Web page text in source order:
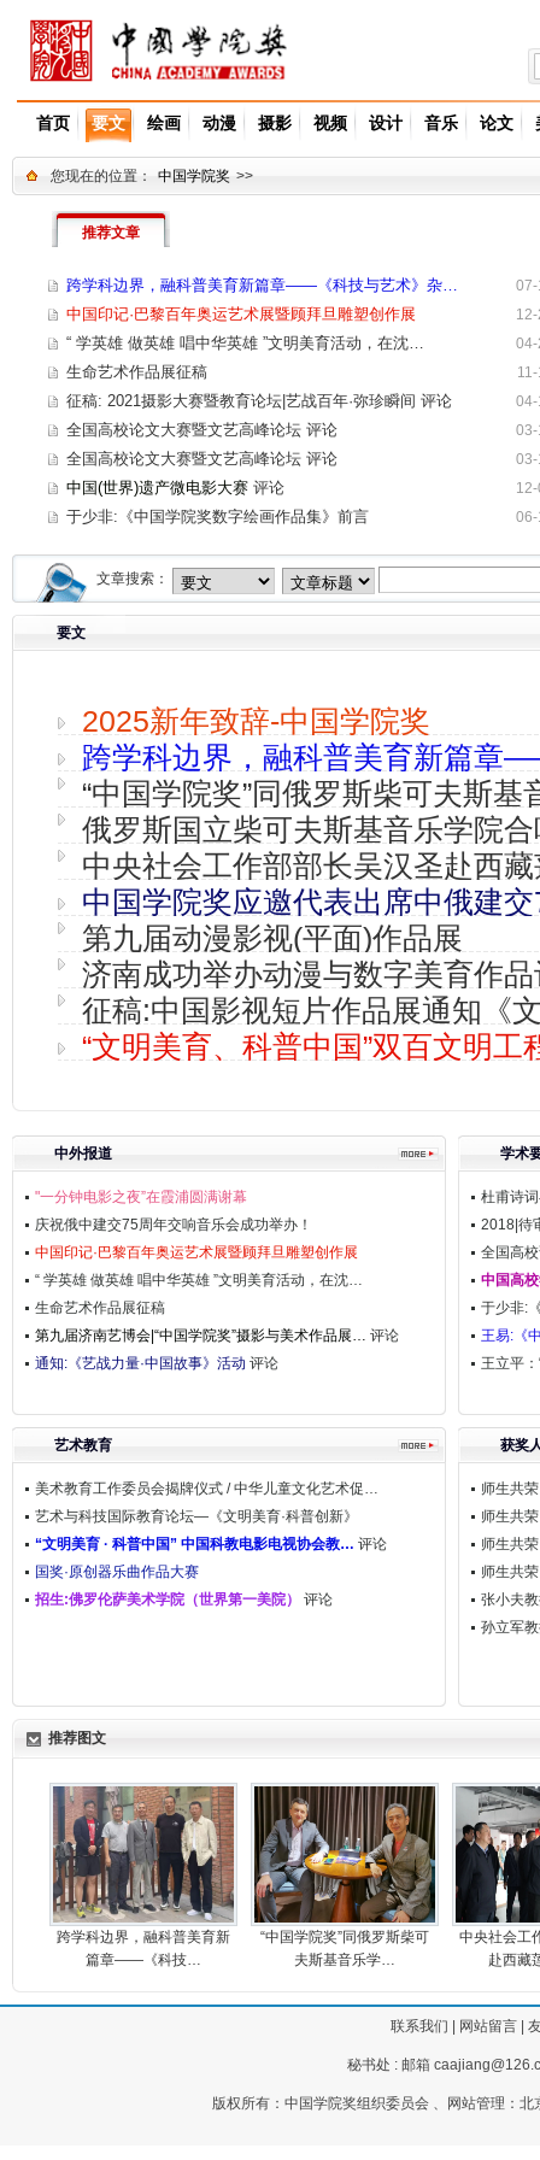
首页 要文 绘画 动漫 摄影 视频 设计 音乐 论文
您现在的位置： 中国学院奖 >>
推荐文章
跨学科边界，融科普美育新篇章——《科技与艺术》杂…
中国印记·巴黎百年奥运艺术展暨顾拜旦雕塑创作展
“ 学英雄 做英雄 唱中华英雄 ”文明美育活动，在沈…
生命艺术作品展征稿
征稿: 2021摄影大赛暨教育论坛|艺战百年·弥珍瞬间 评论
全国高校论文大赛暨文艺高峰论坛 评论
全国高校论文大赛暨文艺高峰论坛 评论
中国(世界)遗产微电影大赛 评论
于少非:《中国学院奖数字绘画作品集》前言
文章搜索：
要文
2025新年致辞-中国学院奖
跨学科边界，融科普美育新篇章
杂…
“中国学院奖”同俄罗斯柴可夫斯
俄罗斯国立柴可夫斯基音乐学院
行中央社会工作部部长吴汉圣赴西
中国学院奖应邀代表出席中俄建
第九届动漫影视(平面)作品展
济南成功举办动漫与数字美育作
届…
征稿:中国影视短片作品展通知《
国…
“文明美育、科普中国”双百文明
中外报道
"一分钟电影之夜”在霞浦圆满谢幕
庆祝俄中建交75周年交响音乐会成功举办！
中国印记·巴黎百年奥运艺术展暨顾拜旦雕塑创作展
“ 学英雄 做英雄 唱中华英雄 ”文明美育活动，在沈…
生命艺术作品展征稿
第九届济南艺博会|“中国学院奖”摄影与美术作品展… 评论
通知:《艺战力量·中国故事》活动 评论
学术
杜甫诗
2018|待
全国高
中国高
于少非:
王易:《
王立平
艺术教育
美术教育工作委员会揭牌仪式 / 中华儿童文化艺术促…
艺术与科技国际教育论坛—《文明美育·科普创新》
“文明美育 · 科普中国” 中国科教电影电视协会教… 评论
国奖·原创器乐曲作品大赛
招生:佛罗伦萨美术学院（世界第一美院）
评论
获奖
师生共
师生共
师生共
师生共
张小夫
孙立军
推荐图文
跨学科边界，融科普美育新
篇章——《科技…
“中国学院奖”同俄罗斯柴可
夫斯基音乐学…
中央社会工
赴西藏
联系我们 网站留言|
秘书处 : 邮箱
版权所有：中国学院奖组织委员会 、网站管理：